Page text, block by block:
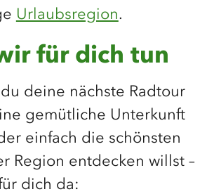
Urlaubsregion.
für dich tun
deine nächste Radtour
gemütliche Unterkunft
einfach die schönsten
Region entdecken willst –
dich da: